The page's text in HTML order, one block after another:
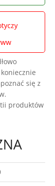
się z
produktów